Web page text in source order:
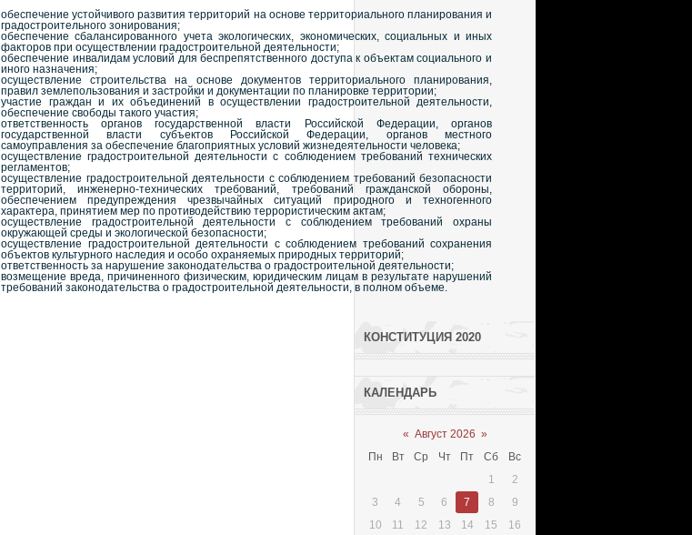
обеспечение устойчивого развития территорий на основе территориального планирования и
градостроительного зонирования;
обеспечение сбалансированного учета экологических, экономических, социальных и иных
факторов при осуществлении градостроительной деятельности;
обеспечение инвалидам условий для беспрепятственного доступа к объектам социального и
иного назначения;
осуществление строительства на основе документов территориального планирования,
правил землепользования и застройки и документации по планировке территории;
участие граждан и их объединений в осуществлении градостроительной деятельности,
обеспечение свободы такого участия;
ответственность органов государственной власти Российской Федерации, органов
государственной власти субъектов Российской Федерации, органов местного
самоуправления за обеспечение благоприятных условий жизнедеятельности человека;
осуществление градостроительной деятельности с соблюдением требований технических
регламентов;
осуществление градостроительной деятельности с соблюдением требований безопасности
территорий, инженерно-технических требований, требований гражданской обороны,
обеспечением предупреждения чрезвычайных ситуаций природного и техногенного
характера, принятием мер по противодействию террористическим актам;
осуществление градостроительной деятельности с соблюдением требований охраны
окружающей среды и экологической безопасности;
осуществление градостроительной деятельности с соблюдением требований сохранения
объектов культурного наследия и особо охраняемых природных территорий;
ответственность за нарушение законодательства о градостроительной деятельности;
возмещение вреда, причиненного физическим, юридическим лицам в результате нарушений
требований законодательства о градостроительной деятельности, в полном объеме.
КОНСТИТУЦИЯ 2020
КАЛЕНДАРЬ
« Август 2026 »
Пн
Вт Ср Чт Пт Сб
Вс
1
2
3
4 5 6 7 8
9
10
11 12 13 14 15
16